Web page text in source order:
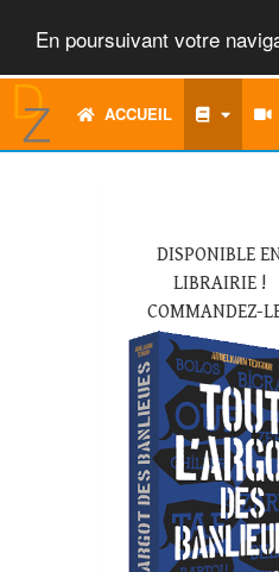
En poursuivant votre
ACCUEIL
DISPONIBLE
LIBRAIRIE !
COMMANDEZ-